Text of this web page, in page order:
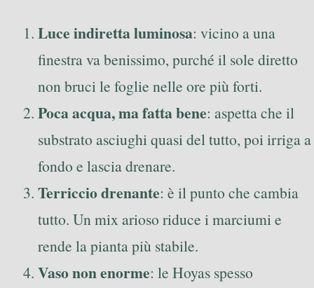
Luce indiretta luminosa: vicino a una
finestra va benissimo, purché il sole diretto
non bruci le foglie nelle ore più forti.
Poca acqua, ma fatta bene: aspetta che il
substrato asciughi quasi del tutto, poi irriga a
fondo e lascia drenare.
Terriccio drenante: è il punto che cambia
tutto. Un mix arioso riduce i marciumi e
rende la pianta più stabile.
Vaso non enorme: le Hoyas spesso